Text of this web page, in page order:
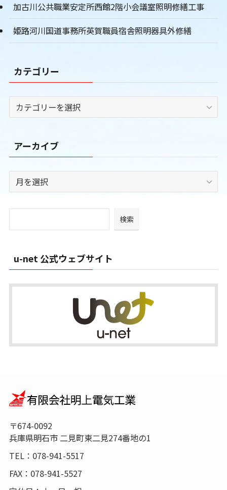
加古川公共職業安定所西館2階小会議室照明修繕工事
姫路河川国道事務所英賀職員宿舎照明器具外修繕
カテゴリー
テ
リ
ー
アーカイブ
ー
ブ
検索
u-net 公式ウェブサイト
〒674-0092
兵庫県明石市 二見町東二見274番地の1
TEL：078-941-5517
FAX：078-941-5527